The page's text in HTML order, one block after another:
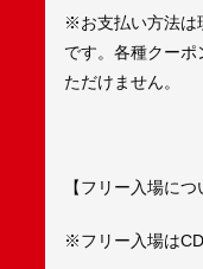
※お支払い方法は
です。各種クー
ただけません。
【フリー入場につ
※フリー入場は